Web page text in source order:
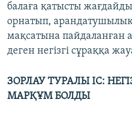
балаға қатысты
орнатып,
мақсатына пайдаланған
деген негізгі сұраққа
ЗОРЛАУ ТУРАЛЫ ІС:
МАРҚҰМ БОЛДЫ